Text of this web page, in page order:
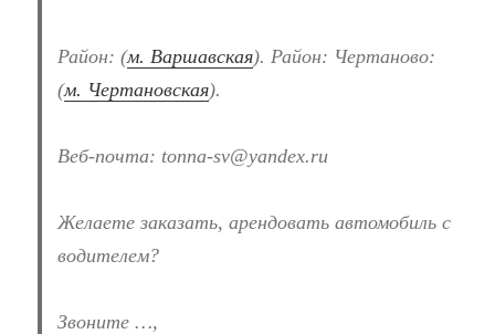
Район: (м. Варшавская). Район: Чертаново:
(м. Чертановская).
Веб-почта: tonna-sv@yandex.ru
Желаете заказать, арендовать автомобиль с
водителем?
Звоните …,